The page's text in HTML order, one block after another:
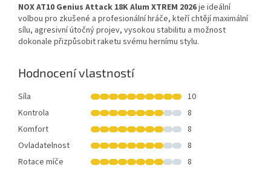
NOX AT10 Genius Attack 18K Alum XTREM 2026je ideální
volbou pro zkušené a profesionální hráče, kteří chtějí maximální
sílu, agresivní útočný projev, vysokou stabilitu a možnost
dokonale přizpůsobit raketu svému hernímu stylu.
Hodnocení vlastností
Síla
10
Kontrola
8
Komfort
8
Ovladatelnost
8
Rotace míče
8